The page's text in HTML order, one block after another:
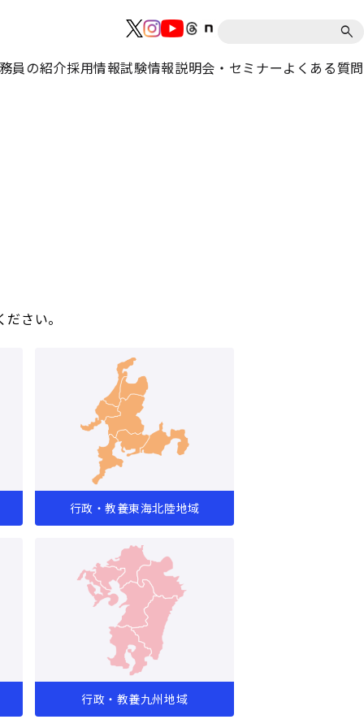
員の紹介採用情報試験情報説明会・セミナーよくある質問
さい。
行政・教養東海北陸地域
行政・教養九州地域